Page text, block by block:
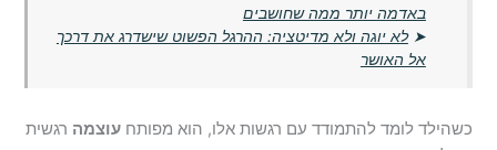
באדמה יותר ממה שחושבים
➤לא יוגה ולא מדיטציה: ההרגל הפשוט שישדרג את דרכך
אל האושר
כשהילד לומד להתמודד עם רגשות אלו, הוא מפותחעוצמה רגשית